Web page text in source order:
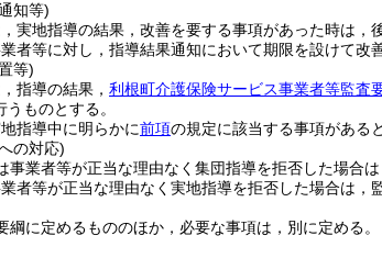
知等)
実地指導の結果，改善を要する事項があった時は，
者等に対し，指導結果通知において期限を設けて改
等)
指導の結果， 利根町介護保険サービス事業者等監査
うものとする。
指導中に明らかに前項の規定に該当する事項がある
の対応)
事業者等が正当な理由なく集団指導を拒否した場合
者等が正当な理由なく実地指導を拒否した場合は，
綱に定めるもののほか，必要な事項は，別に定める。